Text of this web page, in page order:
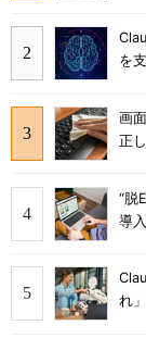
を
画
正
“脱
導
れ